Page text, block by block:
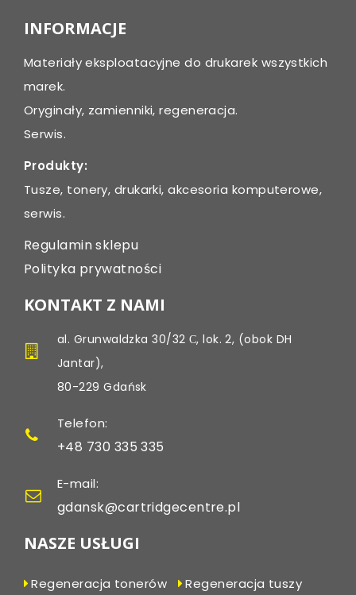
INFORMACJE
Materiały eksploatacyjne do drukarek wszystkich
marek.
Oryginały, zamienniki, regeneracja.
Serwis.
Produkty:
Tusze, tonery, drukarki, akcesoria komputerowe,
serwis.
Regulamin sklepu
Polityka prywatności
KONTAKT Z NAMI
al. Grunwaldzka 30/32 С, lok. 2, (obok DH
Jantar),
80-229 Gdańsk
Telefon:
+48 730 335 335
E-mail:
gdansk@cartridgecentre.pl
NASZE USŁUGI
Regeneracja tonerów
Regeneracja tuszy